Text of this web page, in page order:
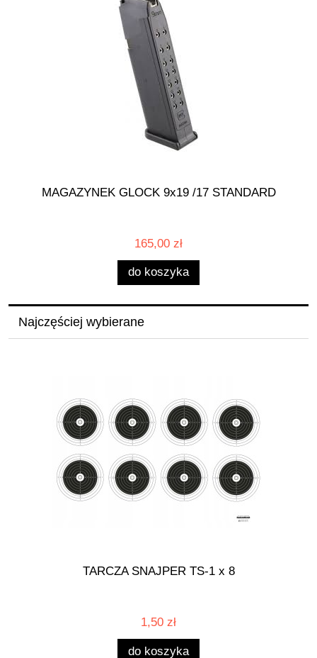
MAGAZYNEK GLOCK 9x19 /17 STANDARD
165,00 zł
do koszyka
Najczęściej wybierane
TARCZA SNAJPER TS-1 x 8
1,50 zł
do koszyka